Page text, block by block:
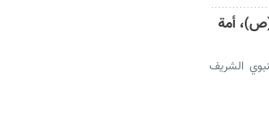
(ص)، أمة
الشريف